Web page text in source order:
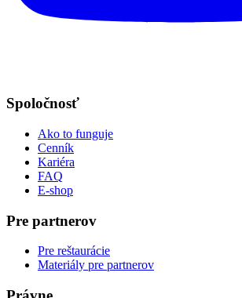
Spoločnosť
Ako to funguje
Cenník
Kariéra
FAQ
E-shop
Pre partnerov
Pre reštaurácie
Materiály pre partnerov